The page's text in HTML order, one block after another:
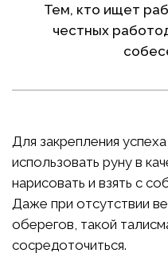
Тем, кто ищет
честных
Для закрепления
использовать руну в
нарисовать и взять с
Даже при отсутствии
оберегов, такой
сосредоточиться.